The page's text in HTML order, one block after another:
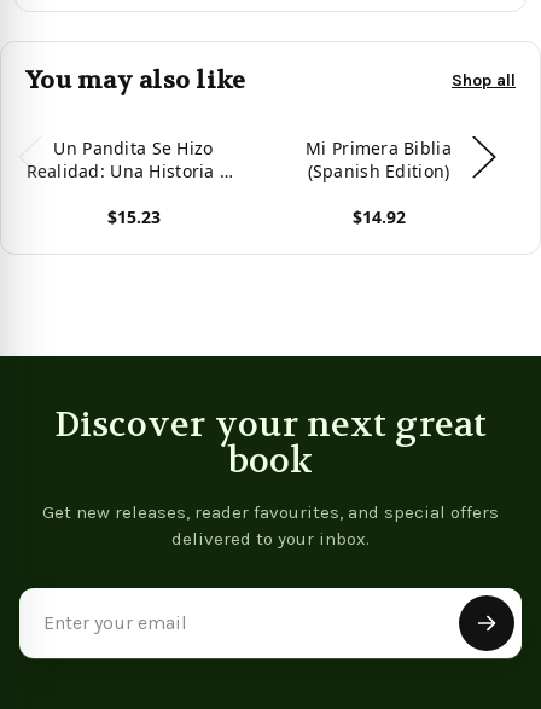
You may also like Shop all
Un Pandita Se Hizo
Realidad: Una Historia de
(Spanish Edition)
$15.23
Mi Primera Biblia
(Spanish Edition)
$14.92
Discover your next great
book
Get new releases, reader favourites, and special offers
delivered to your inbox.